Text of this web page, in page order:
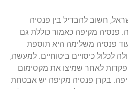
חשוב להבדיל בין פנסיה
פנסיה מקיפה כאמור כוללת גם
פנסיה משלימה היא תוספת
לכלול כיסויים ביטוחיים. למעשה,
לאחר שמיצו את מקסימום
בקרן פנסיה מקיפה יש אבטחת